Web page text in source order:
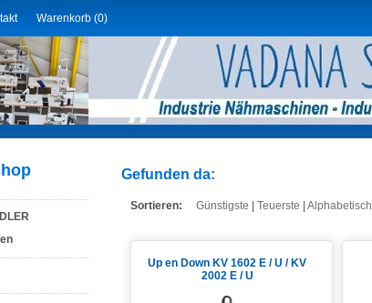
Warenkorb (0)
Gefunden da:
Sortieren: Günstigste Teuerste Alphabetisch
Up en Down KV 1602 E / U / KV
2002 E / U